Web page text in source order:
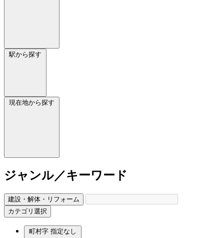
駅から探す
現在地から探す
ジャンル／キーワード
建設・解体・リフォーム
カテゴリ選択
町村字 指定なし